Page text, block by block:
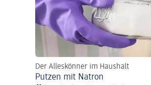
Der Alleskönner im Haushalt
Putzen mit Natron